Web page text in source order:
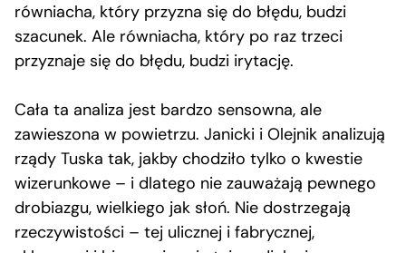
równiacha, który przyzna się do błędu, budzi
szacunek. Ale równiacha, który po raz trzeci
przyznaje się do błędu, budzi irytację.
Cała ta analiza jest bardzo sensowna, ale
zawieszona w powietrzu. Janicki i Olejnik analizują
rządy Tuska tak, jakby chodziło tylko o kwestie
wizerunkowe – i dlatego nie zauważają pewnego
drobiazgu, wielkiego jak słoń. Nie dostrzegają
rzeczywistości – tej ulicznej i fabrycznej,